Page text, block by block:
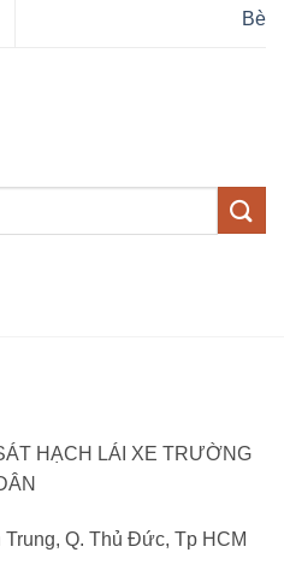
Bè
HẠCH LÁI XE TRƯỜNG
Q. Thủ Đức, Tp HCM